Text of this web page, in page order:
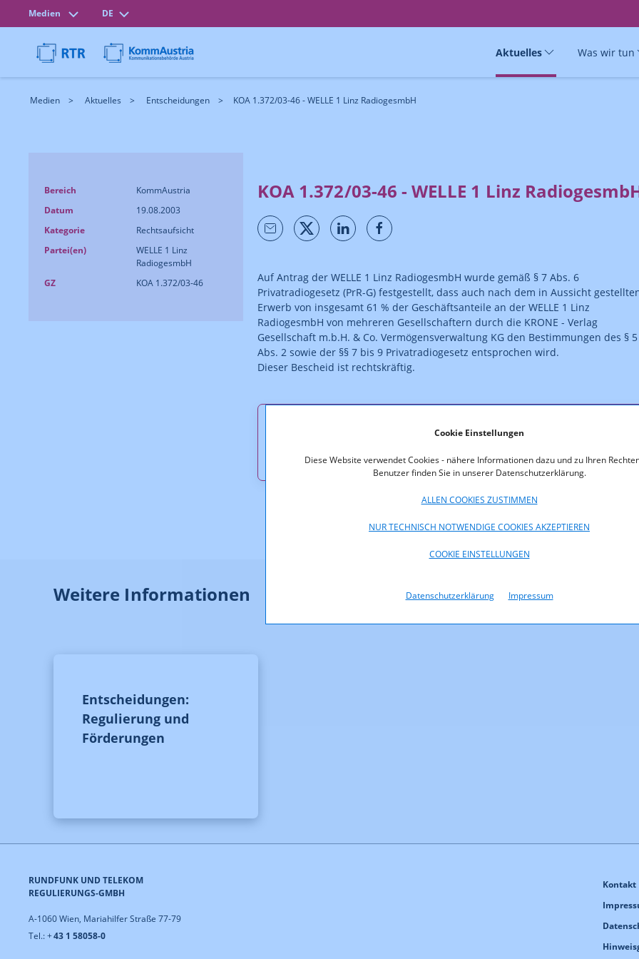
Cookie Einstellungen
Diese Website verwendet Cookies - nähere Informationen dazu und zu Ihren
Benutzer finden Sie in unserer Datenschutzerklärung.
ALLEN COOKIES ZUSTIMMEN
NUR TECHNISCH NOTWENDIGE COOKIES AKZEPTIEREN
COOKIE EINSTELLUNGEN
Datenschutzerklärung Impressum
Medien DE
Aktuelles Was wir tun
Medien Aktuelles Entscheidungen KOA 1.372/03-46 - WELLE 1 Linz RadiogesmbH
Bereich
KommAustria
Datum
19.08.2003
Kategorie
Rechtsaufsicht
Partei(en)
WELLE 1 Linz
RadiogesmbH
GZ
KOA 1.372/03-46
KOA 1.372/03-46 - WELLE 1 Linz
Auf Antrag der WELLE 1 Linz RadiogesmbH wurde gemäß § 7 Abs. 6
Privatradiogesetz (PrR-G) festgestellt, dass auch nach dem in Aussicht
Erwerb von insgesamt 61 % der Geschäftsanteile an der WELLE 1 Linz
RadiogesmbH von mehreren Gesellschaftern durch die KRONE - Verlag
Gesellschaft m.b.H. & Co. Vermögensverwaltung KG den Bestimmungen des § 5
Abs. 2 sowie der §§ 7 bis 9 Privatradiogesetz entsprochen wird.
Dieser Bescheid ist rechtskräftig.
KOA_1.372-03-46_Eigentum_Welle_Linz.pdf (pdf, 53,9 KB)
Weitere Informationen
Entscheidungen:
Regulierung und
Förderungen
RUNDFUNK UND TELEKOM
REGULIERUNGS-GMBH
A-1060 Wien, Mariahilfer Straße 77-79
Tel.: +43 1 58058-0
Kontakt